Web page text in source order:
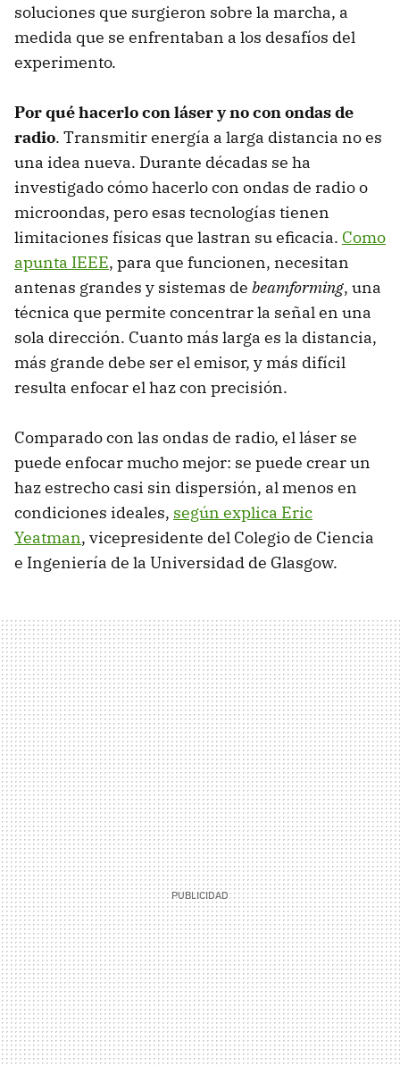
soluciones que surgieron sobre la marcha, a
medida que se enfrentaban a los desafíos del
experimento.
Por qué hacerlo con láser y no con ondas de
radio. Transmitir energía a larga distancia no es
una idea nueva. Durante décadas se ha
investigado cómo hacerlo con ondas de radio o
microondas, pero esas tecnologías tienen
limitaciones físicas que lastran su eficacia. Como
apunta IEEE, para que funcionen, necesitan
antenas grandes y sistemas de beamforming, una
técnica que permite concentrar la señal en una
sola dirección. Cuanto más larga es la distancia,
más grande debe ser el emisor, y más difícil
resulta enfocar el haz con precisión.
Comparado con las ondas de radio, el láser se
puede enfocar mucho mejor: se puede crear un
haz estrecho casi sin dispersión, al menos en
condiciones ideales, según explica Eric
Yeatman, vicepresidente del Colegio de Ciencia
e Ingeniería de la Universidad de Glasgow.